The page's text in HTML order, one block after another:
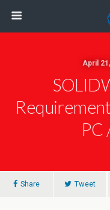
April
PC
Share Tweet